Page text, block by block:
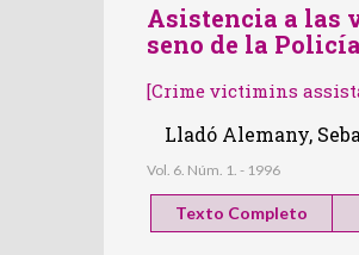
Asistencia a las
seno de la
[Crime victimins
Lladó Alemany,
Vol. 6. Núm. 1. - 1996
Texto Completo